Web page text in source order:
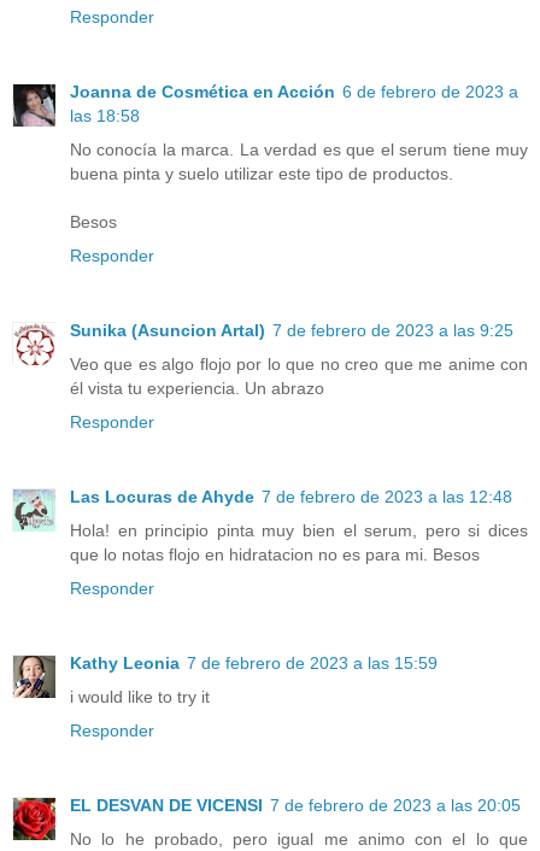
Responder
Joanna de Cosmética en Acción 6 de febrero de 2023 a
las 18:58
No conocía la marca. La verdad es que el serum tiene muy
buena pinta y suelo utilizar este tipo de productos.
Besos
Responder
Sunika (Asuncion Artal) 7 de febrero de 2023 a las 9:25
Veo que es algo flojo por lo que no creo que me anime con
él vista tu experiencia. Un abrazo
Responder
Las Locuras de Ahyde 7 de febrero de 2023 a las 12:48
Hola! en principio pinta muy bien el serum, pero si dices
que lo notas flojo en hidratacion no es para mi. Besos
Responder
Kathy Leonia 7 de febrero de 2023 a las 15:59
i would like to try it
Responder
EL DESVAN DE VICENSI 7 de febrero de 2023 a las 20:05
No lo he probado, pero igual me animo con el lo que